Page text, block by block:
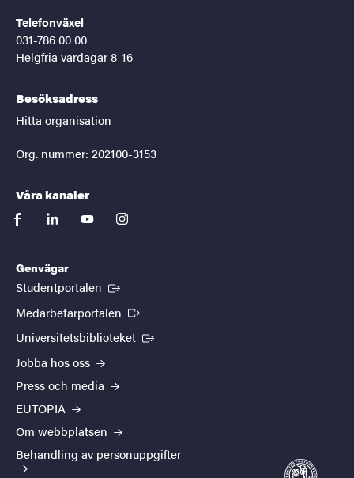
Telefonväxel
031-786 00 00
Helgfria vardagar 8-16
Besöksadress
Hitta organisation
Org. nummer: 202100-3153
Våra kanaler
facebooklinkedinyoutubeinstagram
Genvägar
Studentportalen (Extern länk)
Medarbetarportalen (Extern länk)
Universitetsbiblioteket (Extern länk)
Jobba hos oss
Press och media
EUTOPIA
Om webbplatsen
Behandling av personuppgifter